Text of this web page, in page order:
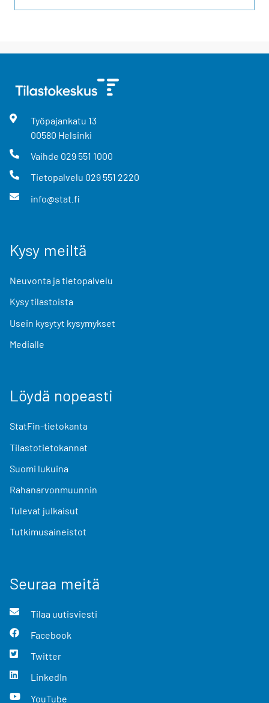
Työpajankatu 13
00580 Helsinki
Vaihde 029 551 1000
Tietopalvelu 029 551 2220
info@stat.fi
Kysy meiltä
Neuvonta ja tietopalvelu
Kysy tilastoista
Usein kysytyt kysymykset
Medialle
Löydä nopeasti
StatFin-tietokanta
Tilastotietokannat
Suomi lukuina
Rahanarvonmuunnin
Tulevat julkaisut
Tutkimusaineistot
Seuraa meitä
Tilaa uutisviesti
Facebook
Twitter
LinkedIn
YouTube